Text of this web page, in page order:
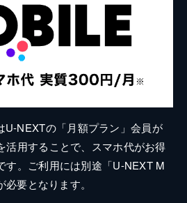
U-NEXTの「月額プラン」会員が
活用することで、スマホ代がお得
す。ご利用には別途「U-NEXT M
要となります。